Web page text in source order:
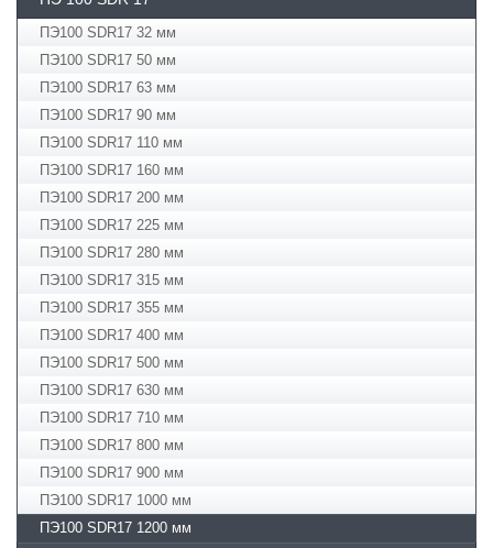
ПЭ100 SDR17 32 мм
ПЭ100 SDR17 50 мм
ПЭ100 SDR17 63 мм
ПЭ100 SDR17 90 мм
ПЭ100 SDR17 110 мм
ПЭ100 SDR17 160 мм
ПЭ100 SDR17 200 мм
ПЭ100 SDR17 225 мм
ПЭ100 SDR17 280 мм
ПЭ100 SDR17 315 мм
ПЭ100 SDR17 355 мм
ПЭ100 SDR17 400 мм
ПЭ100 SDR17 500 мм
ПЭ100 SDR17 630 мм
ПЭ100 SDR17 710 мм
ПЭ100 SDR17 800 мм
ПЭ100 SDR17 900 мм
ПЭ100 SDR17 1000 мм
ПЭ100 SDR17 1200 мм